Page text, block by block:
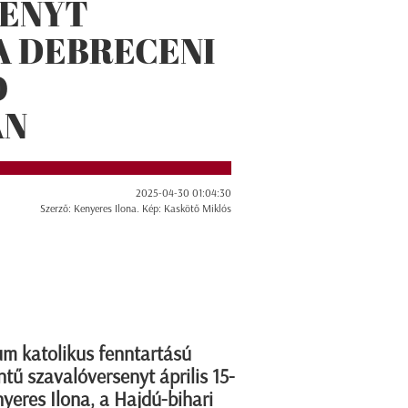
DEBRECENI
2025-04-30 01:04:30
Szerző: Kenyeres Ilona. Kép: Kaskötő Miklós
katolikus fenntartású
szavalóversenyt április 15-
Ilona, a Hajdú-bihari